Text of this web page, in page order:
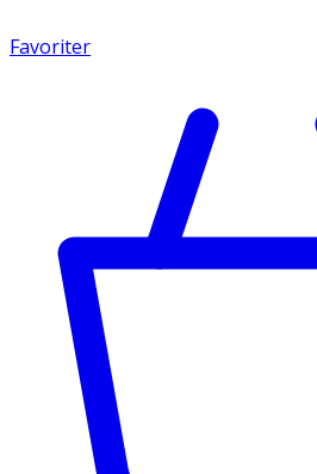
Favoriter